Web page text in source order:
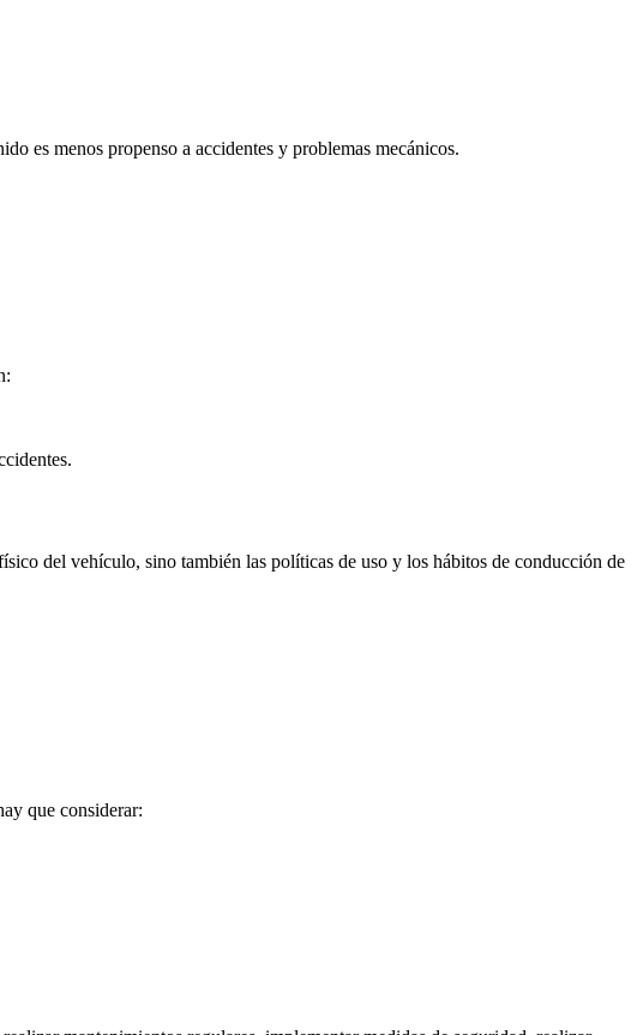
es menos propenso a accidentes y problemas mecánicos.
del vehículo, sino también las políticas de uso y los hábitos de conducción de
que considerar: